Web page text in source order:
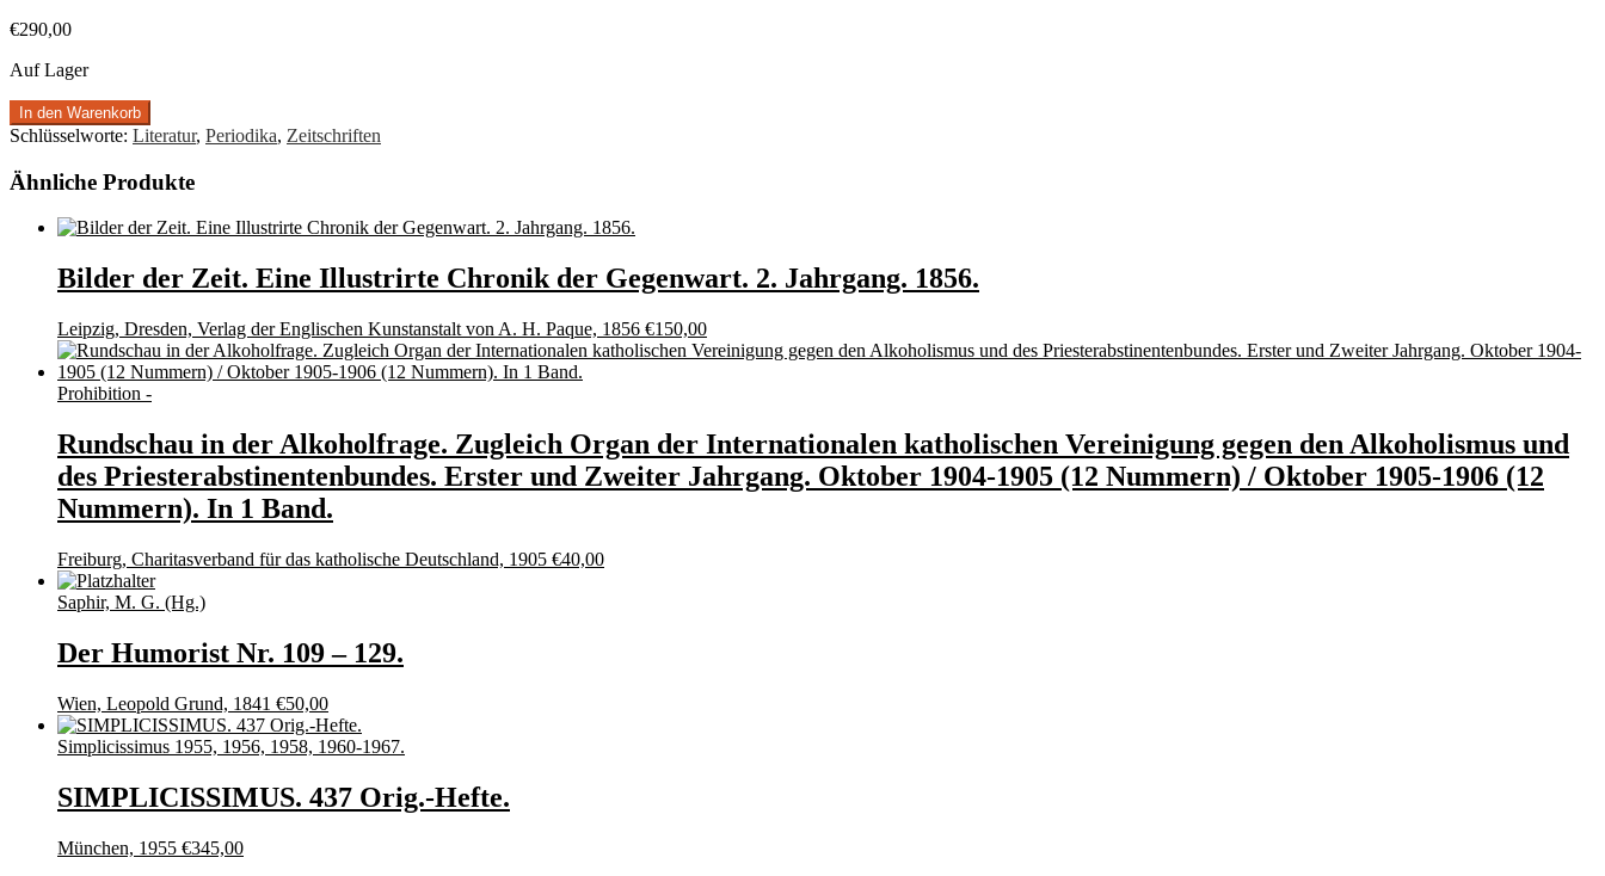
€290,00
Auf Lager
In den Warenkorb
Schlüsselworte: Literatur, Periodika, Zeitschriften
Ähnliche Produkte
Bilder der Zeit. Eine Illustrirte Chronik der Gegenwart. 2. Jahrgang. 1856.
Leipzig, Dresden, Verlag der Englischen Kunstanstalt von A. H. Paque, 1856 €150,00
Prohibition -
Rundschau in der Alkoholfrage. Zugleich Organ der Internationalen katholischen Vereinigung gegen den Alkoholismus und
des Priesterabstinentenbundes. Erster und Zweiter Jahrgang. Oktober 1904-1905 (12 Nummern) / Oktober 1905-1906 (12
Nummern). In 1 Band.
Freiburg, Charitasverband für das katholische Deutschland, 1905 €40,00
Saphir, M. G. (Hg.)
Der Humorist Nr. 109 – 129.
Wien, Leopold Grund, 1841 €50,00
Simplicissimus 1955, 1956, 1958, 1960-1967.
SIMPLICISSIMUS. 437 Orig.-Hefte.
München, 1955 €345,00